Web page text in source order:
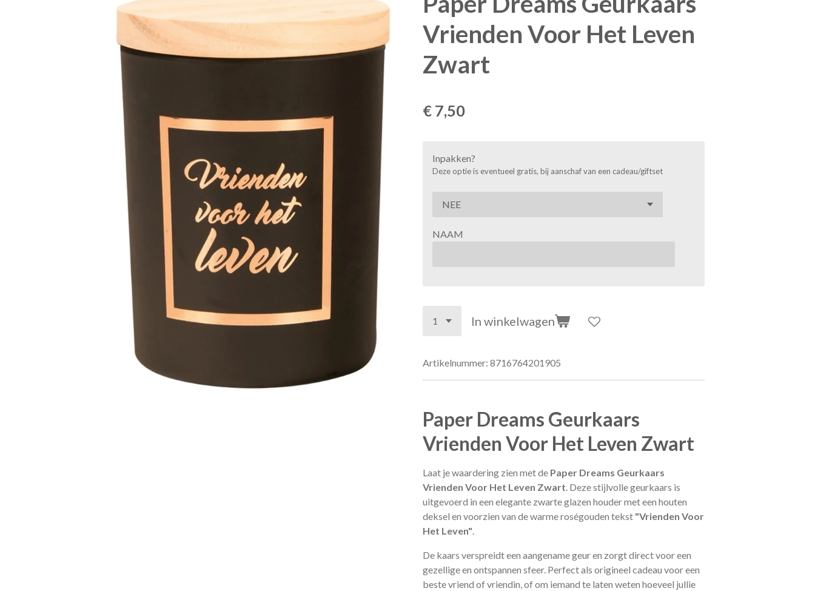
Vrienden Voor Het Leven
Zwart
€ 7,50
Inpakken?
Deze optie is eventueel gratis, bij aanschaf van een cadeau/giftset
NAAM
In winkelwagen
Artikelnummer: 8716764201905
Paper Dreams Geurkaars
Vrienden Voor Het Leven Zwart
Laat je waardering zien met de Paper Dreams Geurkaars
Vrienden Voor Het Leven Zwart . Deze stijlvolle geurkaars is
uitgevoerd in een elegante zwarte glazen houder met een houten
deksel en voorzien van de warme roségouden tekst "Vrienden Voor
Het Leven"
De kaars verspreidt een aangename geur en zorgt direct voor een
gezellige en ontspannen sfeer. Perfect als origineel cadeau voor een
beste vriend of vriendin, of om iemand te laten weten hoeveel jullie